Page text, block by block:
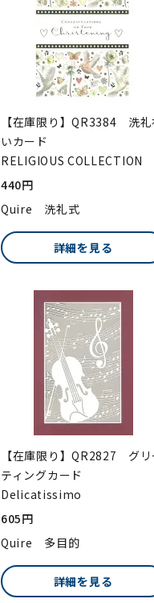
【在庫限り】QR3384 洗礼
いカード
RELIGIOUS COLLECTION
440円
Quire 洗礼式
詳細を見る
【在庫限り】QR2827 グリ
ティングカード
Delicatissimo
605円
Quire 多目的
詳細を見る